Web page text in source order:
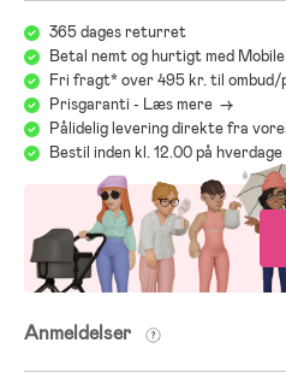
365 dages returret
Betal nemt og hurtigt med
Fri fragt* over 495 kr. til
Prisgaranti - Læs mere ->
Pålidelig levering direkte fra
Bestil inden kl. 12.00 på
Anmeldelser